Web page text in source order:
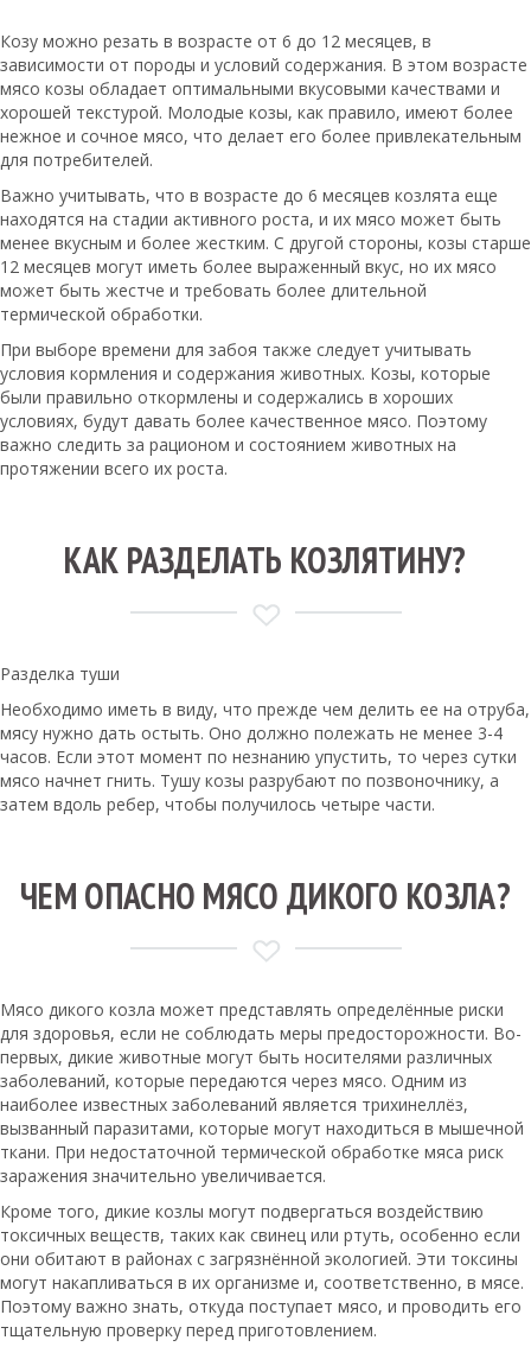
Козу можно резать в возрасте от 6 до 12 месяцев, в
зависимости от породы и условий содержания. В этом возрасте
мясо козы обладает оптимальными вкусовыми качествами и
хорошей текстурой. Молодые козы, как правило, имеют более
нежное и сочное мясо, что делает его более привлекательным
для потребителей.
Важно учитывать, что в возрасте до 6 месяцев козлята еще
находятся на стадии активного роста, и их мясо может быть
менее вкусным и более жестким. С другой стороны, козы старше
12 месяцев могут иметь более выраженный вкус, но их мясо
может быть жестче и требовать более длительной
термической обработки.
При выборе времени для забоя также следует учитывать
условия кормления и содержания животных. Козы, которые
были правильно откормлены и содержались в хороших
условиях, будут давать более качественное мясо. Поэтому
важно следить за рационом и состоянием животных на
протяжении всего их роста.
КАК РАЗДЕЛАТЬ КОЗЛЯТИНУ?
Разделка туши
Необходимо иметь в виду, что прежде чем делить ее на отруба,
мясу нужно дать остыть. Оно должно полежать не менее 3-4
часов. Если этот момент по незнанию упустить, то через сутки
мясо начнет гнить. Тушу козы разрубают по позвоночнику, а
затем вдоль ребер, чтобы получилось четыре части.
ЧЕМ ОПАСНО МЯСО ДИКОГО КОЗЛА?
Мясо дикого козла может представлять определённые риски
для здоровья, если не соблюдать меры предосторожности. Во-
первых, дикие животные могут быть носителями различных
заболеваний, которые передаются через мясо. Одним из
наиболее известных заболеваний является трихинеллёз,
вызванный паразитами, которые могут находиться в мышечной
ткани. При недостаточной термической обработке мяса риск
заражения значительно увеличивается.
Кроме того, дикие козлы могут подвергаться воздействию
токсичных веществ, таких как свинец или ртуть, особенно если
они обитают в районах с загрязнённой экологией. Эти токсины
могут накапливаться в их организме и, соответственно, в мясе.
Поэтому важно знать, откуда поступает мясо, и проводить его
тщательную проверку перед приготовлением.